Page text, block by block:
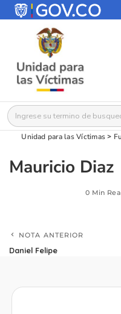
Buscar:
Unidad para las Víctimas >
Mauricio Diaz
0 Min
NOTA ANTERIOR
Daniel Felipe